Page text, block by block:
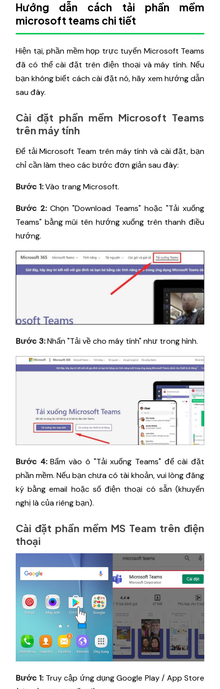
Hướng dẫn cách tải phần mềm
microsoft teams chi tiết
Hiện tại, phần mềm họp trực tuyến Microsoft Teams
đã có thể cài đặt trên điện thoại và máy tính. Nếu
bạn không biết cách cài đặt nó, hãy xem hướng dẫn
sau đây.
Cài đặt phần mềm Microsoft Teams
trên máy tính
Để tải Microsoft Team trên máy tính và cài đặt, bạn
chỉ cần làm theo các bước đơn giản sau đây:
Bước 1:Vào trang Microsoft.
Bước 2:Chọn "Download Teams" hoặc "Tải xuống
Teams" bằng mũi tên hướng xuống trên thanh điều
hướng.
Bước 3:Nhấn "Tải về cho máy tính" như trong hình.
Bước 4:Bấm vào ô "Tải xuống Teams" để cài đặt
phần mềm. Nếu bạn chưa có tài khoản, vui lòng đăng
ký bằng email hoặc số điện thoại có sẵn (khuyến
nghị là của riêng bạn).
Cài đặt phần mềm MS Team trên điện
thoại
Bước 1:Truy cập ứng dụng Google Play / App Store